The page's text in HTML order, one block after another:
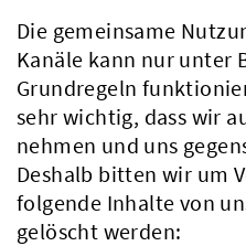
Die gemeinsame
Kanäle kann nur unter
Grundregeln
sehr wichtig, dass wir
nehmen und uns
Deshalb bitten wir um
folgende Inhalte von
gelöscht werden: